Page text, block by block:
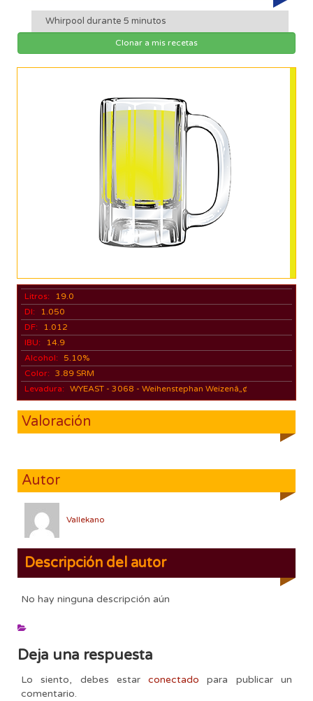
Whirpool durante 5 minutos
Clonar a mis recetas
Litros:
19.0
DI:
1.050
DF:
1.012
IBU:
14.9
Alcohol:
5.10%
Color: 3.89 SRM
Levadura: WYEAST - 3068 - Weihenstephan Weizenâ„¢
Valoración
Autor
Vallekano
Descripción del autor
No hay ninguna descripción aún
Deja una respuesta
Lo siento, debes estarconectado para publicar un
comentario.